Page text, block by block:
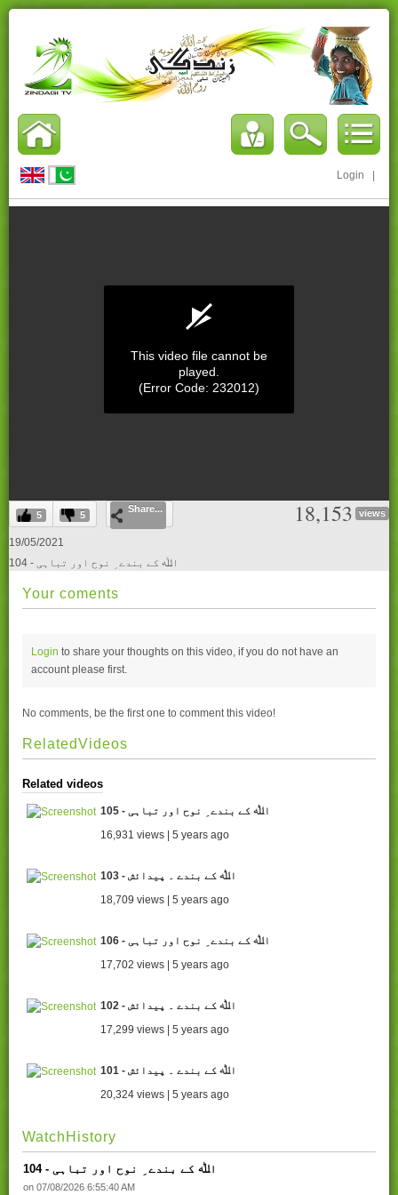
Login
0
seconds
of
0
This video file cannot be
played.
(Error Code: 232012)
5 5
Share... 18,153 views
19/05/2021
104 - اﷲ کے بندے ِ نوح اور تباہی
Your coments
Login to share your thoughts on this video, if you do not have an
account please first.
No comments, be the first one to comment this video!
RelatedVideos
Related videos
105 - اﷲ کے بندے ِ نوح اور تباہی
16,931 views | 5 years ago
103 - اﷲ کے بندے ۔ پیدائش
18,709 views | 5 years ago
106 - اﷲ کے بندے ِ نوح اور تباہی
17,702 views | 5 years ago
102 - اﷲ کے بندے ۔ پیدائش
17,299 views | 5 years ago
101 - اﷲ کے بندے ۔ پیدائش
20,324 views | 5 years ago
WatchHistory
104 - اﷲ کے بندے ِ نوح اور تباہی
on 07/08/2026 6:55:40 AM